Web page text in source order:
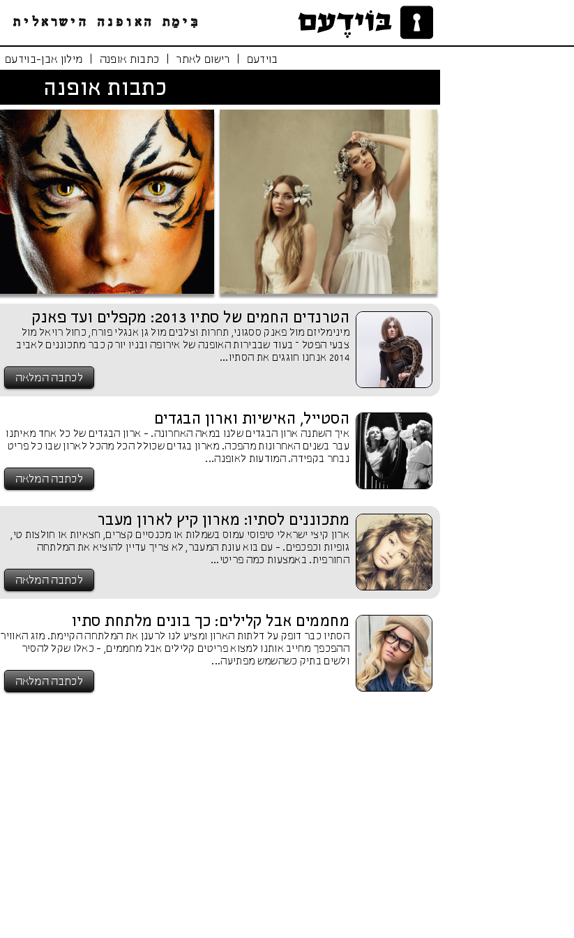
בוידעם רישום לאתר כתבות אופנה מילון אבן-בוידעם
כתבות אופנה
לו הייתי אפרודיטי
הטרנדים החמים של סתיו 2013: מקפלים ועד פאנק
מינימליזם מול פאנק ססגוני, תחרות וצלבים מול גן אנגלי פורח, כחול רויאל מול
צבעי הפטל – בעוד שבבירות האופנה של אירופה ובניו יורק כבר מתכוננים לאביב
2014 אנחנו חוגגים את הסתיו...
לכתבה המלאה
הסטייל, האישיות וארון הבגדים
איך השתנה ארון הבגדים שלנו במאה האחרונה. - ארון הבגדים של כל אחד מאיתנו
עבר בשנים האחרונות מהפכה. מארון בגדים שכולל הכל מהכל לארון שבו כל פריט
נבחר בקפידה. המודעות לאופנה...
לכתבה המלאה
מתכוננים לסתיו: מארון קיץ לארון מעבר
ארון קיצי ישראלי טיפוסי עמוס בשמלות או מכנסיים קצרים, חצאיות או חולצות טי,
גופיות וכפכפים. - עם בוא עונת המעבר, לא צריך עדיין להוציא את המלתחה
החורפית. באמצעות כמה פריטי...
לכתבה המלאה
מחממים אבל קלילים: כך בונים מלתחת סתיו
הסתיו כבר דופק על דלתות הארון ומציע לנו לרענן את המלתחה הקיימת. מזג האוויר
ההפכפך מחייב אותנו למצוא פריטים קלילים אבל מחממים, - כאלו שקל להסיר
ולשים בתיק כשהשמש מפתיעה...
לכתבה המלאה